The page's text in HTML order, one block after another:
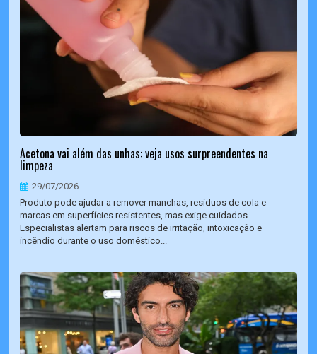
Acetona vai além das unhas: veja usos surpreendentes na
limpeza
29/07/2026
Produto pode ajudar a remover manchas, resíduos de cola e
marcas em superfícies resistentes, mas exige cuidados.
Especialistas alertam para riscos de irritação, intoxicação e
incêndio durante o uso doméstico...